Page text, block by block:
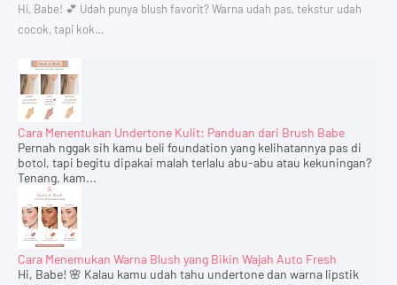
Hi, Babe! 💕 Udah punya blush favorit? Warna udah pas, tekstur udah
cocok, tapi kok…
Cara Menentukan Undertone Kulit: Panduan dari Brush Babe
Pernah nggak sih kamu beli foundation yang kelihatannya pas di
botol, tapi begitu dipakai malah terlalu abu-abu atau kekuningan?
Tenang, kam...
Cara Menemukan Warna Blush yang Bikin Wajah Auto Fresh
Hi, Babe! 🌸 Kalau kamu udah tahu undertone dan warna lipstik